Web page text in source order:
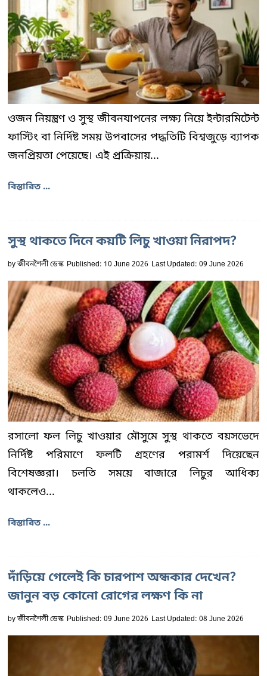
ওজন নিয়ন্ত্রণ ও সুস্থ জীবনযাপনের লক্ষ্য নিয়ে ইন্টারমিটেন্ট
ফাস্টিং বা নির্দিষ্ট সময় উপবাসের পদ্ধতিটি বিশ্বজুড়ে ব্যাপক
জনপ্রিয়তা পেয়েছে। এই প্রক্রিয়ায়...
বিস্তারিত ...
সুস্থ থাকতে দিনে কয়টি লিচু খাওয়া নিরাপদ?
byজীবনশৈলী ডেস্ক Published: 10 June 2026 Last Updated: 09 June 2026
রসালো ফল লিচু খাওয়ার মৌসুমে সুস্থ থাকতে বয়সভেদে
নির্দিষ্ট পরিমাণে ফলটি গ্রহণের পরামর্শ দিয়েছেন
বিশেষজ্ঞরা। চলতি সময়ে বাজারে লিচুর আধিক্য
থাকলেও...
বিস্তারিত ...
দাঁড়িয়ে গেলেই কি চারপাশ অন্ধকার দেখেন?
জানুন বড় কোনো রোগের লক্ষণ কি না
byজীবনশৈলী ডেস্ক Published: 09 June 2026 Last Updated: 08 June 2026